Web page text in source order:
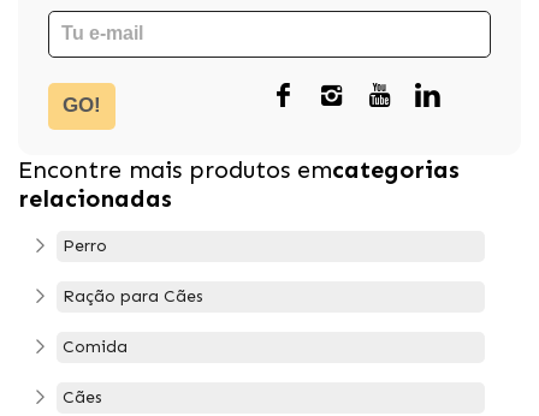
GO!
Encontre mais produtos emcategorias
relacionadas
Perro
Ração para Cães
Comida
Cães